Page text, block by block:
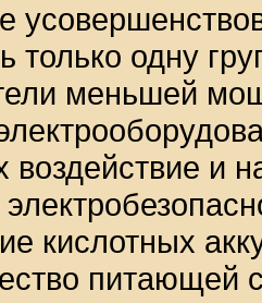
только одну
меньшей
и
кислотных
питающей